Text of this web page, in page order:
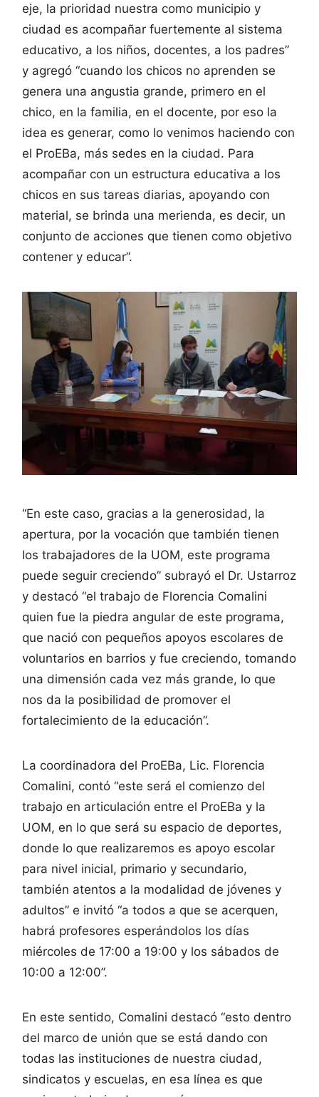
eje, la prioridad nuestra como municipio y
ciudad es acompañar fuertemente al sistema
educativo, a los niños, docentes, a los padres”
y agregó “cuando los chicos no aprenden se
genera una angustia grande, primero en el
chico, en la familia, en el docente, por eso la
idea es generar, como lo venimos haciendo con
el ProEBa, más sedes en la ciudad. Para
acompañar con un estructura educativa a los
chicos en sus tareas diarias, apoyando con
material, se brinda una merienda, es decir, un
conjunto de acciones que tienen como objetivo
contener y educar”.
“En este caso, gracias a la generosidad, la
apertura, por la vocación que también tienen
los trabajadores de la UOM, este programa
puede seguir creciendo” subrayó el Dr. Ustarroz
y destacó “el trabajo de Florencia Comalini
quien fue la piedra angular de este programa,
que nació con pequeños apoyos escolares de
voluntarios en barrios y fue creciendo, tomando
una dimensión cada vez más grande, lo que
nos da la posibilidad de promover el
fortalecimiento de la educación”.
La coordinadora del ProEBa, Lic. Florencia
Comalini, contó “este será el comienzo del
trabajo en articulación entre el ProEBa y la
UOM, en lo que será su espacio de deportes,
donde lo que realizaremos es apoyo escolar
para nivel inicial, primario y secundario,
también atentos a la modalidad de jóvenes y
adultos” e invitó “a todos a que se acerquen,
habrá profesores esperándolos los días
miércoles de 17:00 a 19:00 y los sábados de
10:00 a 12:00”.
En este sentido, Comalini destacó “esto dentro
del marco de unión que se está dando con
todas las instituciones de nuestra ciudad,
sindicatos y escuelas, en esa línea es que